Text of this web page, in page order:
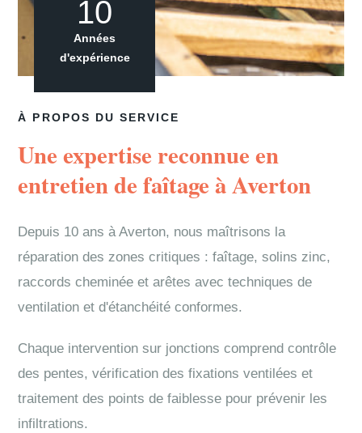
À PROPOS DU SERVICE
Une expertise reconnue en
entretien de faîtage à Averton
Depuis 10 ans à Averton, nous maîtrisons la
réparation des zones critiques : faîtage, solins zinc,
raccords cheminée et arêtes avec techniques de
ventilation et d'étanchéité conformes.
Chaque intervention sur jonctions comprend contrôle
des pentes, vérification des fixations ventilées et
traitement des points de faiblesse pour prévenir les
infiltrations.
10
Années
d'expérience